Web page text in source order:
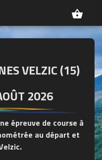
shopping_basket
VELZIC (15)
2026
épreuve de course à
au départ et